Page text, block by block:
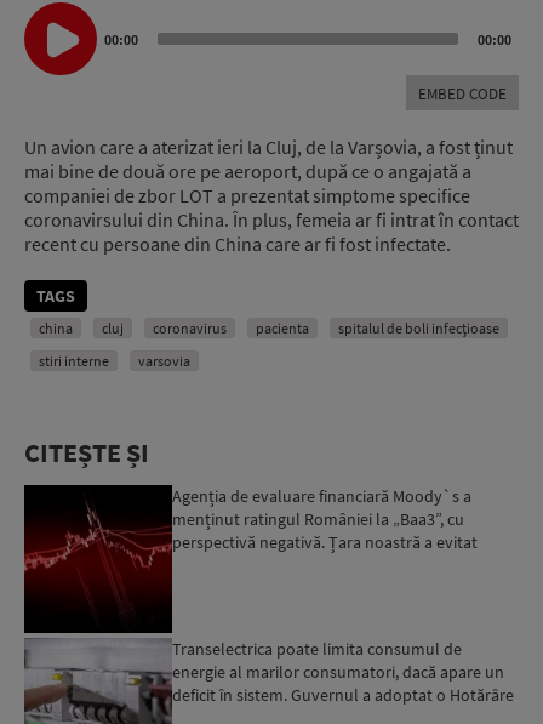
Audio
Player
00:00 00:00
EMBED CODE
Un avion care a aterizat ieri la Cluj, de la Varșovia, a fost ținut
mai bine de două ore pe aeroport, după ce o angajată a
companiei de zbor LOT a prezentat simptome specifice
coronavirsului din China. În plus, femeia ar fi intrat în contact
recent cu persoane din China care ar fi fost infectate.
TAGS
china cluj coronavirus pacienta
spitalul de boli infecțioase
stiri interne
varsovia
CITEȘTE ȘI
Agenția de evaluare financiară Moody`s a
menținut ratingul României la „Baa3”, cu
perspectivă negativă. Țara noastră a evitat
Transelectrica poate limita consumul de
energie al marilor consumatori, dacă apare un
deficit în sistem. Guvernul a adoptat o Hotărâre